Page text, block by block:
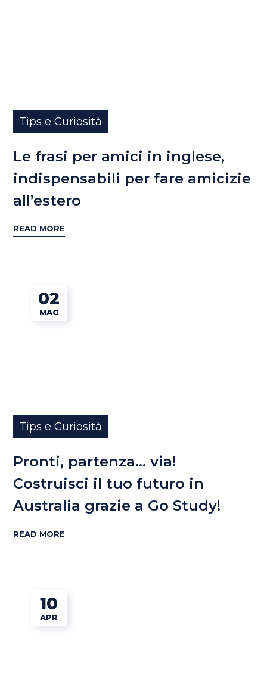
Tips e Curiosità
Le frasi per amici in inglese,
indispensabili per fare amicizie
all’estero
READ MORE
02
MAG
Tips e Curiosità
Pronti, partenza… via!
Costruisci il tuo futuro in
Australia grazie a Go Study!
READ MORE
10
APR